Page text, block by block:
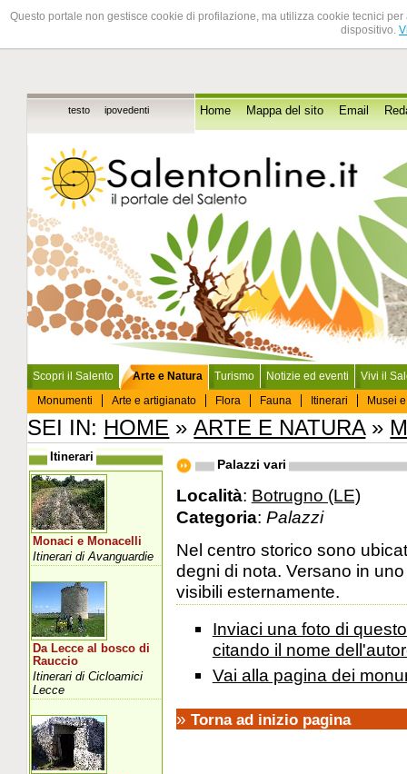
Questo portale non gestisce cookie di profilazione, ma utilizza cookie tecnici
dispositivo.
testo ipovedenti Home Mappa del sito Email
Scopri il Salento
Arte e Natura
Monumenti
Arte e artigianato Flora Fauna Itinerari Musei
Turismo Notizie ed eventi Vivi il
SEI IN: HOME »ARTE E NATURA»
Palazzi vari
Località: Botrugno (LE)
Categoria: Palazzi
Nel centro storico sono
degni di nota. Versano in
visibili esternamente.
Inviaci una foto di
citando il nome
Vai alla pagina dei
» Torna ad inizio pagina
Itinerari
Monaci e Monacelli
Itinerari di Avanguardie
Da Lecce al bosco di
Rauccio
Itinerari di Cicloamici
Lecce